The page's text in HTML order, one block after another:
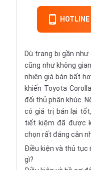
Dù trang bị gần
cũng như không
nhiên giá bán bất
khiến Toyota
đối thủ phân khúc.
có giá trị bán lại
tiết kiệm đã được
chọn rất đáng cân
Điều kiện và thủ tục
gì?